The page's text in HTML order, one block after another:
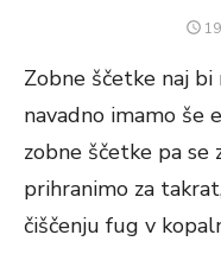
Zobne ščetke naj bi
navadno imamo še
zobne ščetke pa se
prihranimo za
čiščenju fug v